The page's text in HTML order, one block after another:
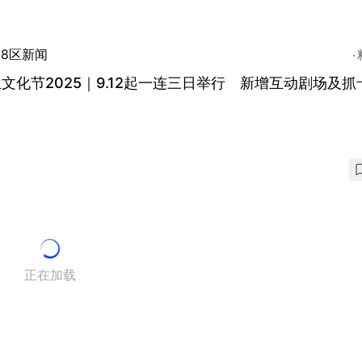
区新闻
化节2025｜9.12起一连三日举行 新增互动剧场及抓
正在加载